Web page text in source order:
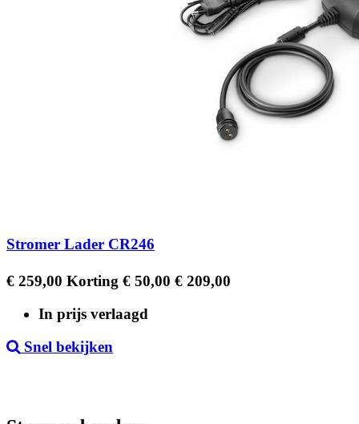
Stromer Lader CR246
Regular
€ 259,00 Korting € 50,00 Prijs
€ 209,00
In prijs verlaagd
Snel bekijken